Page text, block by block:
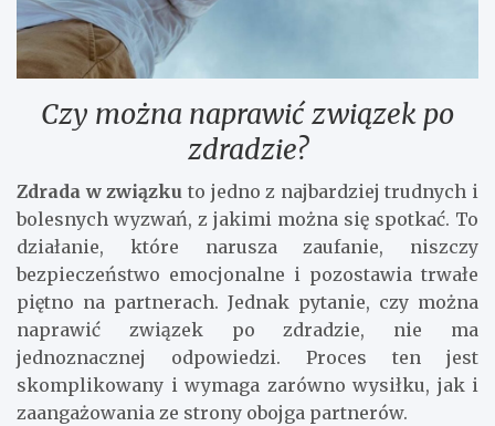
Czy można naprawić związek po
zdradzie?
Zdrada w związku to jedno z najbardziej trudnych i
bolesnych wyzwań, z jakimi można się spotkać. To
działanie, które narusza zaufanie, niszczy
bezpieczeństwo emocjonalne i pozostawia trwałe
piętno na partnerach. Jednak pytanie, czy można
naprawić związek po zdradzie, nie ma
jednoznacznej odpowiedzi. Proces ten jest
skomplikowany i wymaga zarówno wysiłku, jak i
zaangażowania ze strony obojga partnerów.